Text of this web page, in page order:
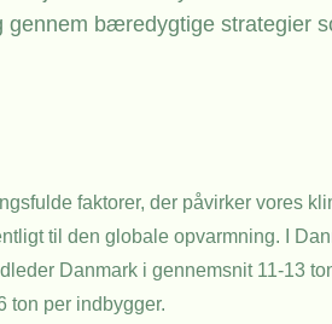
gennem bæredygtige strategier
faktorer, der påvirker vores
til den globale opvarmning. I
Danmark i gennemsnit 11-13
ton per indbygger.